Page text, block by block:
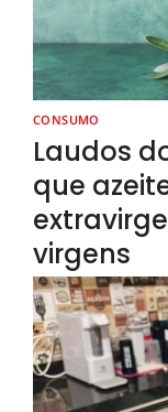
CONSUMO
Laudos
que
virgens